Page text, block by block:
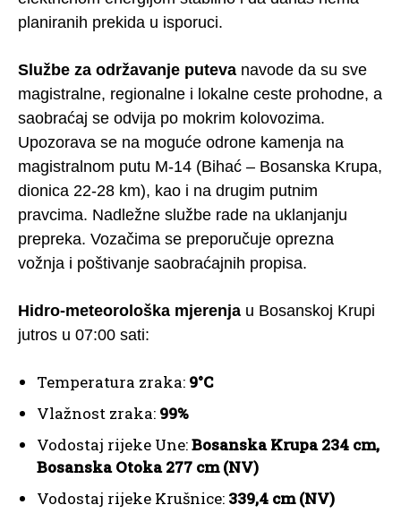
planiranih prekida u isporuci.
Službe za održavanje puteva navode da su sve
magistralne, regionalne i lokalne ceste prohodne, a
saobraćaj se odvija po mokrim kolovozima.
Upozorava se na moguće odrone kamenja na
magistralnom putu M-14 (Bihać – Bosanska Krupa,
dionica 22-28 km), kao i na drugim putnim
pravcima. Nadležne službe rade na uklanjanju
prepreka. Vozačima se preporučuje oprezna
vožnja i poštivanje saobraćajnih propisa.
Hidro-meteorološka mjerenja u Bosanskoj Krupi
jutros u 07:00 sati:
Temperatura zraka: 9°C
Vlažnost zraka: 99%
Vodostaj rijeke Une:Bosanska Krupa 234 cm,
Bosanska Otoka 277 cm (NV)
Vodostaj rijeke Krušnice: 339,4 cm (NV)